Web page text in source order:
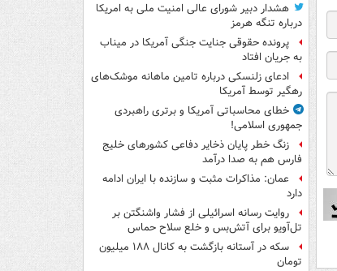
هشدار دبیر شورای عالی امنیت ملی به امریکا
درباره تنگه هرمز
پرونده حقوقی جنایت جنگی آمریکا در میناب
به جریان افتاد
ادعای زلنسکی درباره تامین ماهانه موشک‌های
رهگیر توسط آمریکا
خطای محاسباتی آمریکا و برتری راهبردی
جمهوری اسلامی!
زنگ خطر پایان ذخایر دفاعی کشورهای خلیج
فارس هم به صدا درآمد
عمان: مذاکرات مثبت و سازنده با ایران ادامه
دارد
روایت رسانه اسرائیلی از فشار واشنگتن بر
تل‌آویو برای آتش‌بس و خلع سلاح حماس
سکه در آستانه بازگشت به کانال ۱۸۸ میلیون
تومان